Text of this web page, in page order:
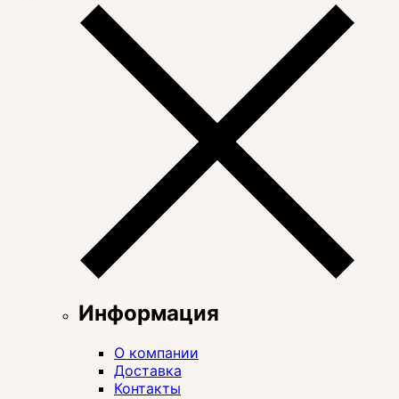
Информация
О компании
Доставка
Контакты